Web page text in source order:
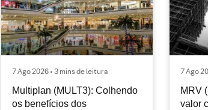
7 Ago 2026 • 3 mins de leitura
Multiplan (MULT3): Colhendo
os benefícios dos
7 Ago
MRV
valor